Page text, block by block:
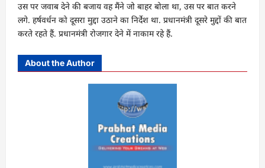
उस पर जवाब देने की बजाय वह मैंने जो बाहर बोला था, उस पर बात करने
लगे. हर्षवर्धन को दूसरा मुद्दा उठाने का निर्देश था. प्रधानमंत्री दूसरे मुद्दों की बात
करते रहते हैं. प्रधानमंत्री रोजगार देने में नाकाम रहे हैं.
About the Author